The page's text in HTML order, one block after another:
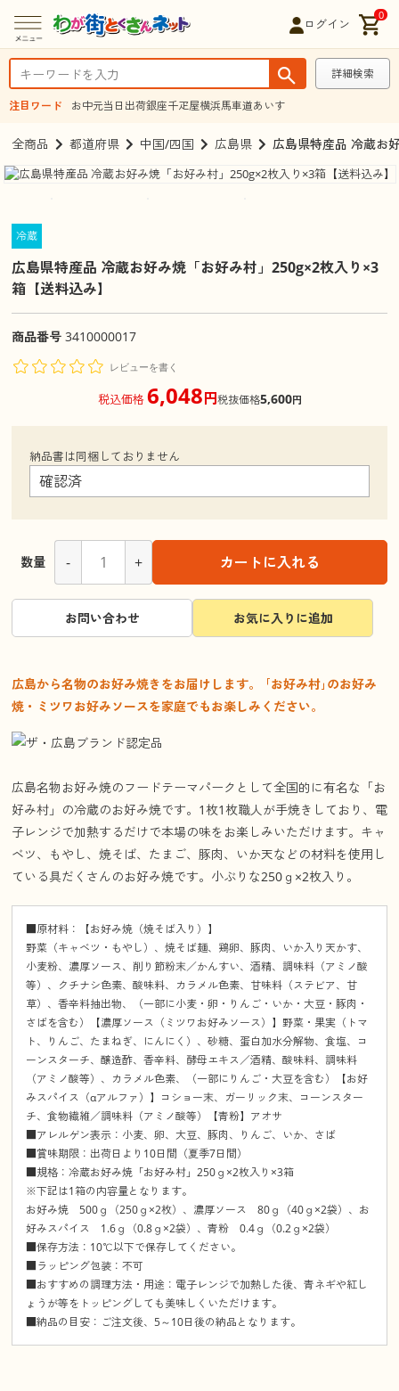
ログイン
0
詳細検索
注目ワード お中元当日出荷銀座千疋屋横浜馬車道あいす
全商品 都道府県 中国/四国 広島県 広島県特産品 冷蔵お
冷蔵
広島県特産品 冷蔵お好み焼「お好み村」250g×2枚入り×3
箱【送料込み】
商品番号 3410000017
レビューを書く
税込価格6,048円税抜価格5,600円
納品書は同梱しておりません
数量 - + カートに入れる
お問い合わせ お気に入りに追加
広島から名物のお好み焼きをお届けします。 ｢お好み村｣のお好み
焼・ミツワお好みソースを家庭でもお楽しみください。
広島名物お好み焼のフードテーマパークとして全国的に有名な「お
好み村」の冷蔵のお好み焼です。1枚1枚職人が手焼きしており、電
子レンジで加熱するだけで本場の味をお楽しみいただけます。キャ
ベツ、もやし、焼そば、たまご、豚肉、いか天などの材料を使用し
ている具だくさんのお好み焼です。小ぶりな250ｇ×2枚入り。
■原材料：【お好み焼（焼そば入り）】
野菜（キャベツ・もやし）、焼そば麺、鶏卵、豚肉、いか入り天かす、
小麦粉、濃厚ソース、削り節粉末／かんすい、酒精、調味料（アミノ酸
等）、クチナシ色素、酸味料、カラメル色素、甘味料（ステビア、甘
草）、香辛料抽出物、（一部に小麦・卵・りんご・いか・大豆・豚肉・
さばを含む）【濃厚ソース（ミツワお好みソース）】野菜・果実（トマ
ト、りんご、たまねぎ、にんにく）、砂糖、蛋白加水分解物、食塩、コ
ーンスターチ、醸造酢、香辛料、酵母エキス／酒精、酸味料、調味料
（アミノ酸等）、カラメル色素、（一部にりんご・大豆を含む）【お好
みスパイス（αアルファ）】コショー末、ガーリック末、コーンスター
チ、食物繊維／調味料（アミノ酸等）【青粉】アオサ
■アレルゲン表示：小麦、卵、大豆、豚肉、りんご、いか、さば
■賞味期限：出荷日より10日間（夏季7日間）
■規格：冷蔵お好み焼「お好み村」250ｇ×2枚入り×3箱
※下記は1箱の内容量となります。
お好み焼 500ｇ（250ｇ×2枚）、濃厚ソース 80ｇ（40ｇ×2袋）、お
好みスパイス 1.6ｇ（0.8ｇ×2袋）、青粉 0.4ｇ（0.2ｇ×2袋）
■保存方法：10℃以下で保存してください。
■ラッピング包装：不可
■おすすめの調理方法・用途：電子レンジで加熱した後、青ネギや紅し
ょうが等をトッピングしても美味しくいただけます。
■納品の目安：ご注文後、5～10日後の納品となります。